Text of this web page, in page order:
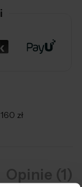
zł
Opinie (1)